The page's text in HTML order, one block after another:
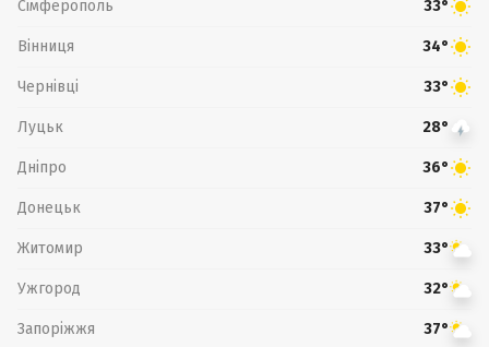
Сімферополь 33°
Вінниця 34°
Чернівці 33°
Луцьк 28°
Дніпро 36°
Донецьк 37°
Житомир 33°
Ужгород 32°
Запоріжжя 37°